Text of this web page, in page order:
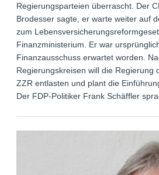
Regierungsparteien überrascht. Der
Brodesser sagte, er warte weiter auf
zum
Finanzministerium. Er war
Finanzausschuss erwartet worden.
Regierungskreisen will die Regierung
ZZR entlasten und plant die
Der FDP-Politiker Frank Schäffler